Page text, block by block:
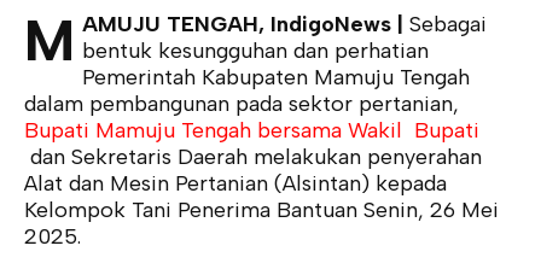
M AMUJU TENGAH, IndigoNews |
Sebagai
bentuk kesungguhan dan perhatian
Pemerintah Kabupaten Mamuju Tengah
dalam pembangunan pada sektor pertanian,
Bupati Mamuju Tengah bersama Wakil Bupati
dan Sekretaris Daerah melakukan penyerahan
Alat dan Mesin Pertanian (Alsintan) kepada
Kelompok Tani Penerima Bantuan Senin, 26 Mei
2025.